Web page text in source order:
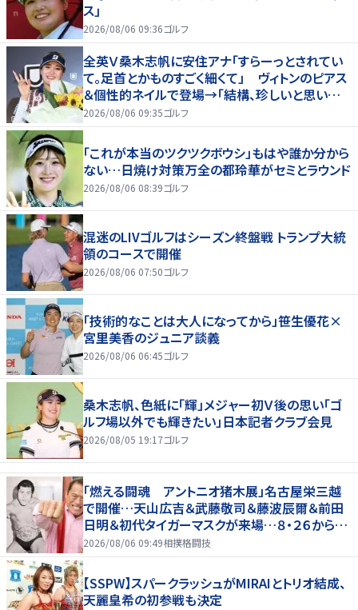
ス」
2026/08/06 09:36ゴルフ
全英Ｖ桑木志帆に安住アナ「すらーっとされてい
て。足首とかものすごく細くて」 ヴィトンのピアス
＆個性的ネイルで登場→「結構、珍しいと思いま
す」
2026/08/06 09:35ゴルフ
「これが本当のツクツクボウシ」もはや誰か分から
ない…日焼け対策万全の都玲華がセミとラウンド
2026/08/06 08:39ゴルフ
混迷のLIVゴルフはシーズン終盤戦 トランプ大統
領のコースで開催
2026/08/06 07:50ゴルフ
「技術的なことは大人になってから」笹生優花×
宮里美香のジュニア談義
2026/08/06 06:45ゴルフ
桑木志帆、色紙に「輝」メジャー初Ｖ後の思い「ゴ
ルフ場以外でも輝きたい」日本記者クラブ会見
2026/08/05 19:17ゴルフ
「燃える闘魂 アントニオ猪木展」名古屋栄三越
で開催…天山広吉＆武藤敬司＆藤波辰爾＆前田
日明＆初代タイガーマスクが来場…８・２６から９・
７まで
2026/08/06 09:49相撲格闘技
【SSPW】スパークラッシュがMIRAIとトリオ結成、
天麗皇希の初参戦も決定